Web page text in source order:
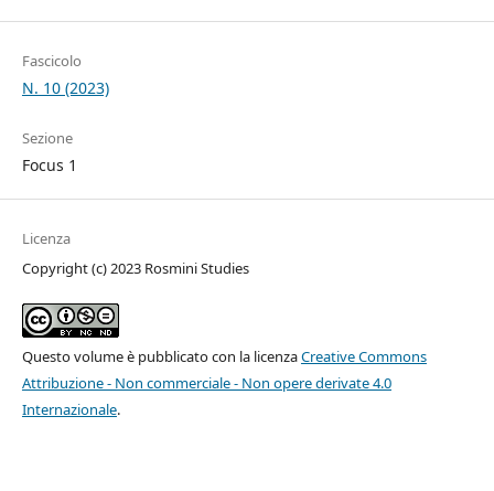
Fascicolo
N. 10 (2023)
Sezione
Focus 1
Licenza
Copyright (c) 2023 Rosmini Studies
Questo volume è pubblicato con la licenzaCreative Commons
Attribuzione - Non commerciale - Non opere derivate 4.0
Internazionale.